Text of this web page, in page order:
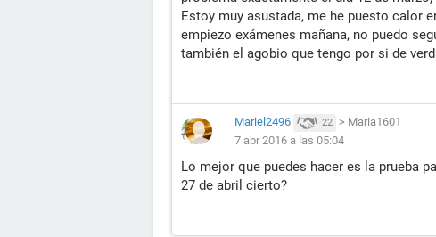
Estoy muy asustada, me he puesto calor
empiezo exámenes mañana, no puedo
también el agobio que tengo por si de
Mariel2496 22 > Maria1601
7 abr 2016 a las 05:04
Lo mejor que puedes hacer es la prueba
27 de abril cierto?